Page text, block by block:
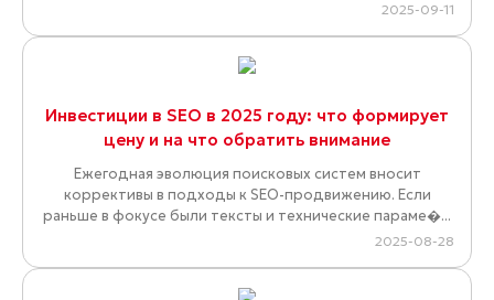
2025-09-11
Инвестиции в SEO в 2025 году: что формирует
цену и на что обратить внимание
Ежегодная эволюция поисковых систем вносит
коррективы в подходы к SEO-продвижению. Если
раньше в фокусе были тексты и технические параме�...
2025-08-28